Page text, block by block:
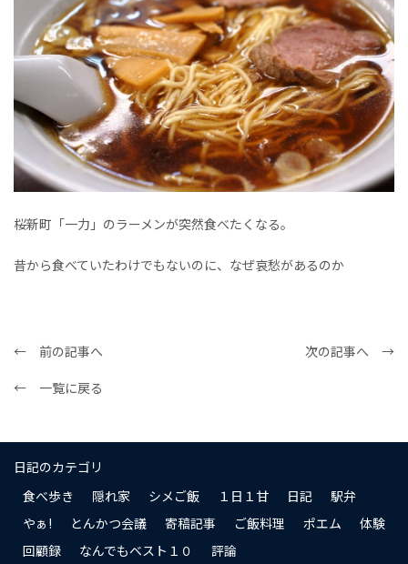
桜新町「一力」のラーメンが突然食べたくなる。
昔から食べていたわけでもないのに、なぜ哀愁があるのか
← 前の記事へ
次の記事へ →
← 一覧に戻る
日記のカテゴリ
食べ歩き
隠れ家 シメご飯 １日１甘 日記
駅弁
やぁ!
とんかつ会議 寄稿記事 ご飯料理 ポエム
体験
回顧録
なんでもベスト１０ 評論